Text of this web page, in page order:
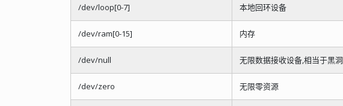
/dev/loop[0-7] 本地回环设备
/dev/ram[0-15] 内存
/dev/null 无限数据接收设备,相当于黑洞
/dev/zero 无限零资源